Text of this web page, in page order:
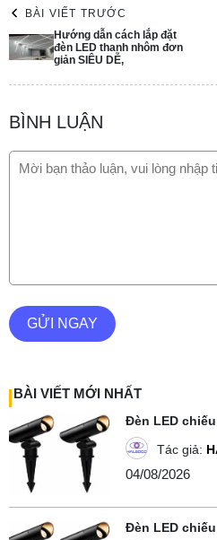
BÀI VIẾT TRƯỚC
Hướng dẫn cách lắp đặt
đèn LED thanh nhôm đơn
giản SIÊU DỄ,
BÌNH LUẬN
GỬI NGAY
BÀI VIẾT MỚI NHẤT
Đèn LED
Tác giả:
04/08/2026
Đèn LED